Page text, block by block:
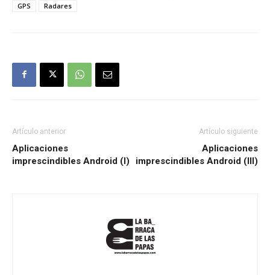
GPS
Radares
Artículo anterior
Aplicaciones
imprescindibles Android (I)
Artículo siguiente
Aplicaciones
imprescindibles Android (III)